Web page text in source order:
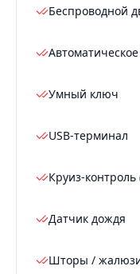
Беспроводной
Умный ключ
USB-терминал
Круиз-
Датчик дождя
Шторы / жалюзи